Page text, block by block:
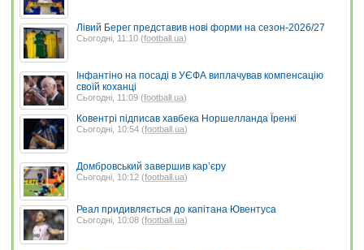
Лівий Берег представив нові форми на сезон-2026/27
Сьогодні, 11:10 (football.ua)
Інфантіно на посаді в УЄФА виплачував компенсацію
своїй коханці
Сьогодні, 11:09 (football.ua)
Ковентрі підписав хавбека Норшелланда Їренкі
Сьогодні, 10:54 (football.ua)
Домбровський завершив кар’єру
Сьогодні, 10:12 (football.ua)
Реал придивляється до капітана Ювентуса
Сьогодні, 10:08 (football.ua)